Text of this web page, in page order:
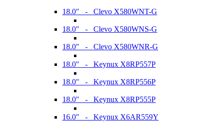
18.0" - Clevo X580WNT-G
18.0" - Clevo X580WNS-G
18.0" - Clevo X580WNR-G
18.0" - Keynux X8RP557P
18.0" - Keynux X8RP556P
18.0" - Keynux X8RP555P
16.0" - Keynux X6AR559Y